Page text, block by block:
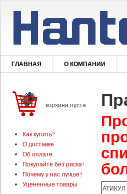
ГЛАВНАЯ О КОМПАНИИ
корзина пуста
Как купить?
О доставке
Об оплате
Покупайте без риска!
Почему у нас лучше?
Уцененные товары
АТИКУЛ